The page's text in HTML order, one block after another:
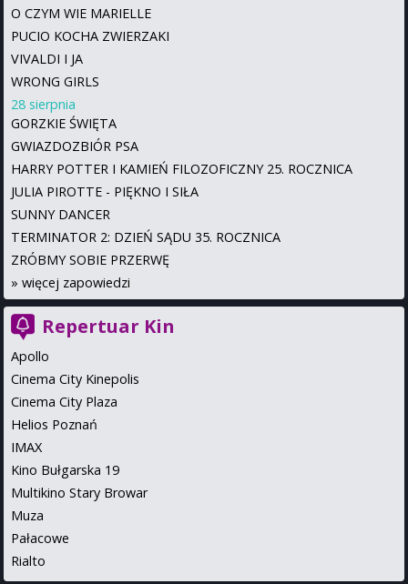
O CZYM WIE MARIELLE
PUCIO KOCHA ZWIERZAKI
VIVALDI I JA
WRONG GIRLS
28 sierpnia
GORZKIE ŚWIĘTA
GWIAZDOZBIÓR PSA
HARRY POTTER I KAMIEŃ FILOZOFICZNY 25. ROCZNICA
JULIA PIROTTE - PIĘKNO I SIŁA
SUNNY DANCER
TERMINATOR 2: DZIEŃ SĄDU 35. ROCZNICA
ZRÓBMY SOBIE PRZERWĘ
» więcej zapowiedzi
Repertuar Kin
Apollo
Cinema City Kinepolis
Cinema City Plaza
Helios Poznań
IMAX
Kino Bułgarska 19
Multikino Stary Browar
Muza
Pałacowe
Rialto